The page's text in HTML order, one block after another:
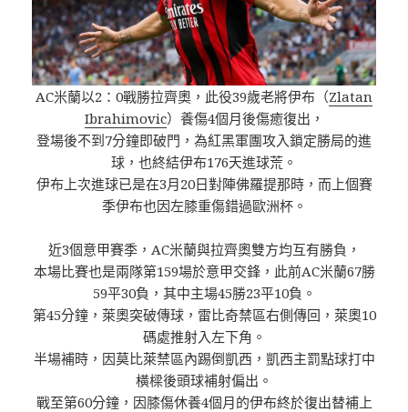
AC米蘭以2：0戰勝拉齊奧，此役39歲老將伊布（Zlatan
Ibrahimovic）養傷4個月後傷癒復出，
登場後不到7分鐘即破門，為紅黑軍團攻入鎖定勝局的進
球，也終結伊布176天進球荒。
伊布上次進球已是在3月20日對陣佛羅提那時，而上個賽
季伊布也因左膝重傷錯過歐洲杯。
近3個意甲賽季，AC米蘭與拉齊奧雙方均互有勝負，
本場比賽也是兩隊第159場於意甲交鋒，此前AC米蘭67勝
59平30負，其中主場45勝23平10負。
第45分鐘，萊奧突破傳球，雷比奇禁區右側傳回，萊奧10
碼處推射入左下角。
半場補時，因莫比萊禁區內踢倒凱西，凱西主罰點球打中
橫樑後頭球補射偏出。
戰至第60分鐘，因膝傷休養4個月的伊布終於復出替補上